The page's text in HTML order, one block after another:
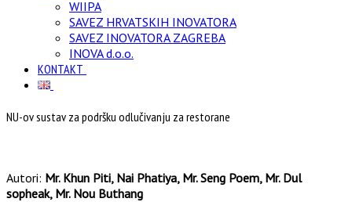
WIIPA
SAVEZ HRVATSKIH INOVATORA
SAVEZ INOVATORA ZAGREBA
INOVA d.o.o.
KONTAKT
NU-ov sustav za podršku odlučivanju za restorane
Autori: Mr. Khun Piti, Nai Phatiya, Mr. Seng Poem, Mr. Dul
sopheak, Mr. Nou Buthang